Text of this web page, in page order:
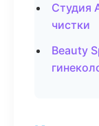
Студия
чистки
Beauty